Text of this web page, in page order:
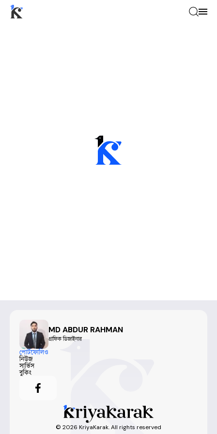
MD ABDUR RAHMAN
গ্রাফিক ডিজাইনার
পোর্টফোলিও
নিউজ
সার্ভিস
বুকিং
© 2026 KriyaKarak. All rights reserved